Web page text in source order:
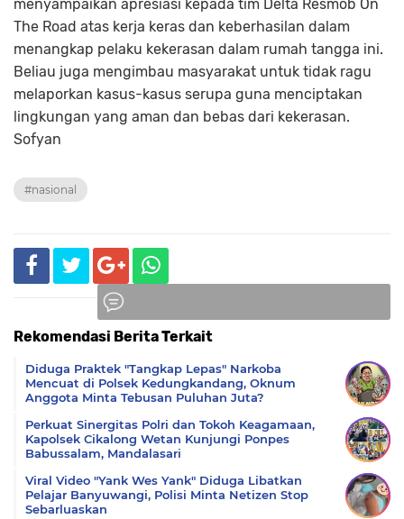
menyampaikan apresiasi kepada tim Delta Resmob On
The Road atas kerja keras dan keberhasilan dalam
menangkap pelaku kekerasan dalam rumah tangga ini.
Beliau juga mengimbau masyarakat untuk tidak ragu
melaporkan kasus-kasus serupa guna menciptakan
lingkungan yang aman dan bebas dari kekerasan.
Sofyan
#nasional
Rekomendasi Berita Terkait
Diduga Praktek "Tangkap Lepas" Narkoba
Mencuat di Polsek Kedungkandang, Oknum
Anggota Minta Tebusan Puluhan Juta?
Perkuat Sinergitas Polri dan Tokoh Keagamaan,
Kapolsek Cikalong Wetan Kunjungi Ponpes
Babussalam, Mandalasari
Viral Video "Yank Wes Yank" Diduga Libatkan
Pelajar Banyuwangi, Polisi Minta Netizen Stop
Sebarluaskan